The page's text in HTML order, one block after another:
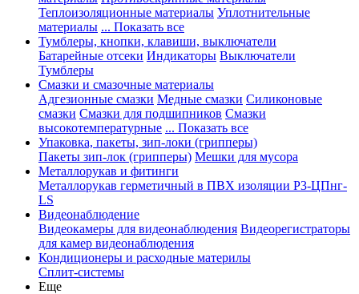
Теплоизоляционные материалы Уплотнительные
материалы ... Показать все
Тумблеры, кнопки, клавиши, выключатели
Батарейные отсеки Индикаторы Выключатели
Тумблеры
Смазки и смазочные материалы
Адгезионные смазки Медные смазки Силиконовые
смазки Смазки для подшипников Смазки
высокотемпературные ... Показать все
Упаковка, пакеты, зип-локи (грипперы)
Пакеты зип-лок (грипперы) Мешки для мусора
Металлорукав и фитинги
Металлорукав герметичный в ПВХ изоляции Р3-ЦПнг-
LS
Видеонаблюдение
Видеокамеры для видеонаблюдения Видеорегистраторы
для камер видеонаблюдения
Кондиционеры и расходные материлы
Сплит-системы
Еще